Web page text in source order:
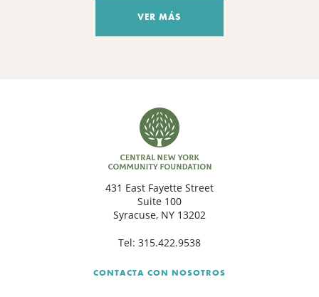
VER MÁS
431 East Fayette Street
Suite 100
Syracuse, NY 13202
Tel: 315.422.9538
CONTACTA CON NOSOTROS